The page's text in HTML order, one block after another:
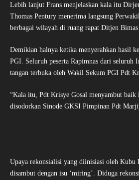
Lebih lanjut Frans menjelaskan kala itu
Thomas Pentury menerima langsung
berbagai wilayah di ruang rapat Ditjen Bimas
Demikian halnya ketika menyerahkan hasil
PGI. Seluruh peserta Rapimnas dari seluruh
tangan terbuka oleh Wakil Sekum PGI Pdt
“Kala itu, Pdt Krisye Gosal menyambut
disodorkan Sinode GKSI Pimpinan Pdt
Upaya rekonsialisi yang diinisiasi oleh Kubu
disambut dengan isu ‘miring’. Diduga